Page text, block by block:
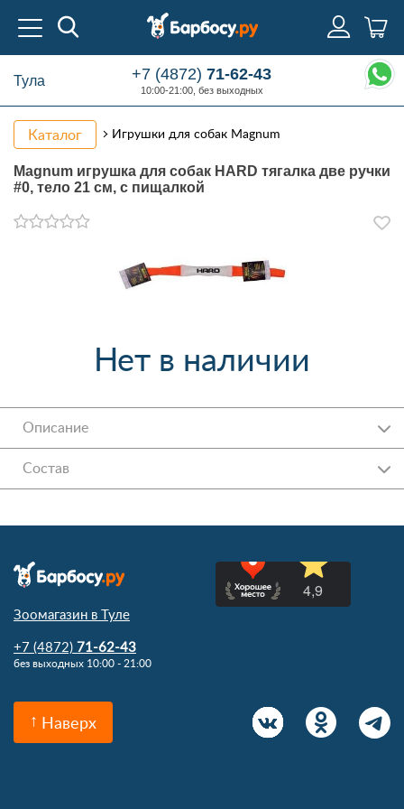
Тула +7 (4872)71-62-43
10:00-21:00, без выходных
Каталог Игрушки для собак Magnum
Magnum игрушка для собак HARD тягалка две ручки
#0, тело 21 см, с пищалкой
Нет в наличии
Описание
Состав
Зоомагазин в Туле
+7 (4872) 71-62-43
без выходных 10:00 - 21:00
Наверх